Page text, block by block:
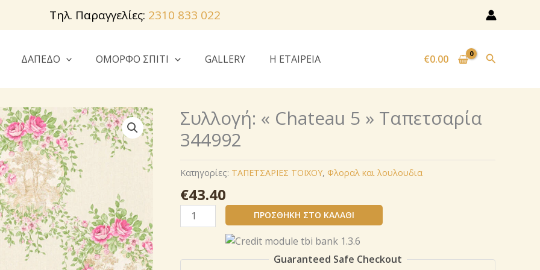
Τηλ. Παραγγελίες: 2310 833 022
ΔΑΠΕΔΟ ΟΜΟΡΦΟ ΣΠΙΤΙ GALLERY Η ΕΤΑΙΡΕΙΑ €0.00
Συλλογή: « Chateau 5 » Ταπετσαρία
344992
Κατηγορίες: ΤΑΠΕΤΣΑΡΙΕΣ ΤΟΙΧΟΥ, Φλοραλ και λουλουδια
€43.40
Συλλογή:
«
5
ΠΡΟΣΘΉΚΗ ΣΤΟ ΚΑΛΆΘΙ
Guaranteed Safe Checkout